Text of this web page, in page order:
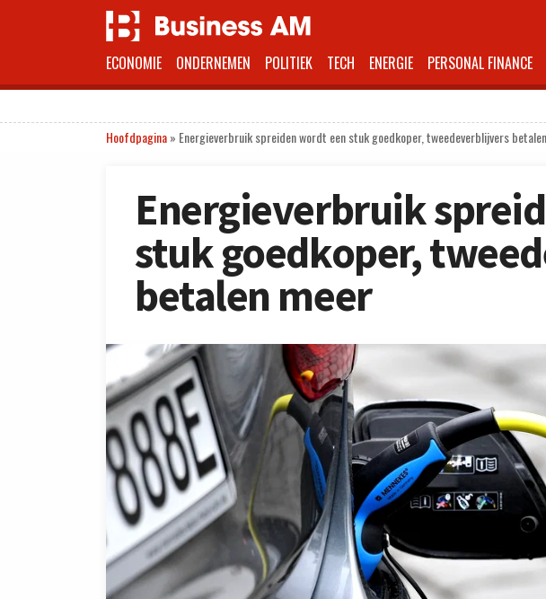
ECONOMIE ONDERNEMEN POLITIEK TECH ENERGIE PERSONAL FINANCE
Hoofdpagina» Energieverbruik spreiden wordt een stuk goedkoper, tweedeverblijvers
Energieverbruik
stuk goedkoper,
betalen meer